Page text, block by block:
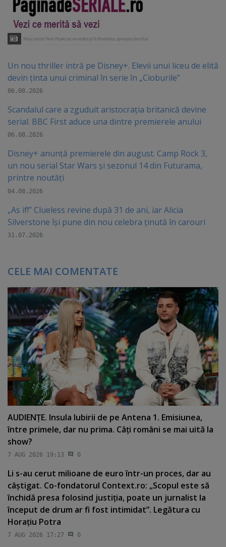
Un nou thriller intră pe Disney+. Elevii unui liceu de elită
devin ținta unui criminal în serie în „Cioburile”
06.08.2026
Scandalul care a zguduit aristocrația britanică devine
serial. BBC First aduce una dintre premierele anului
06.08.2026
Disney+ anunță premierele din august. Camp Rock 3,
un nou serial Star Wars și sezonul 14 din Futurama,
printre noutăți
04.08.2026
„As if!” Clueless revine după 31 de ani, iar Alicia
Silverstone își pune din nou celebra ținută în carouri
31.07.2026
CELE MAI COMENTATE
AUDIENŢE. Insula Iubirii de pe Antena 1. Emisiunea,
între primele, dar nu prima. Câţi români se mai uită la
show?
7 AUG 2026 19:13 0
Li s-au cerut milioane de euro într-un proces, dar au
câştigat. Co-fondatorul Context.ro: „Scopul este să
închidă presa folosind justiţia, poate un jurnalist la
început de drum ar fi fost intimidat”. Legătura cu
Horaţiu Potra
7 AUG 2026 17:27 0